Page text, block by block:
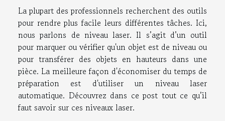
La plupart des professionnels recherchent des outils
pour rendre plus facile leurs différentes tâches. Ici,
nous parlons de niveau laser. Il s’agit d’un outil
pour marquer ou vérifier qu'un objet est de niveau ou
pour transférer des objets en hauteurs dans une
pièce. La meilleure façon d'économiser du temps de
préparation est d'utiliser un niveau laser
automatique. Découvrez dans ce post tout ce qu’il
faut savoir sur ces niveaux laser.